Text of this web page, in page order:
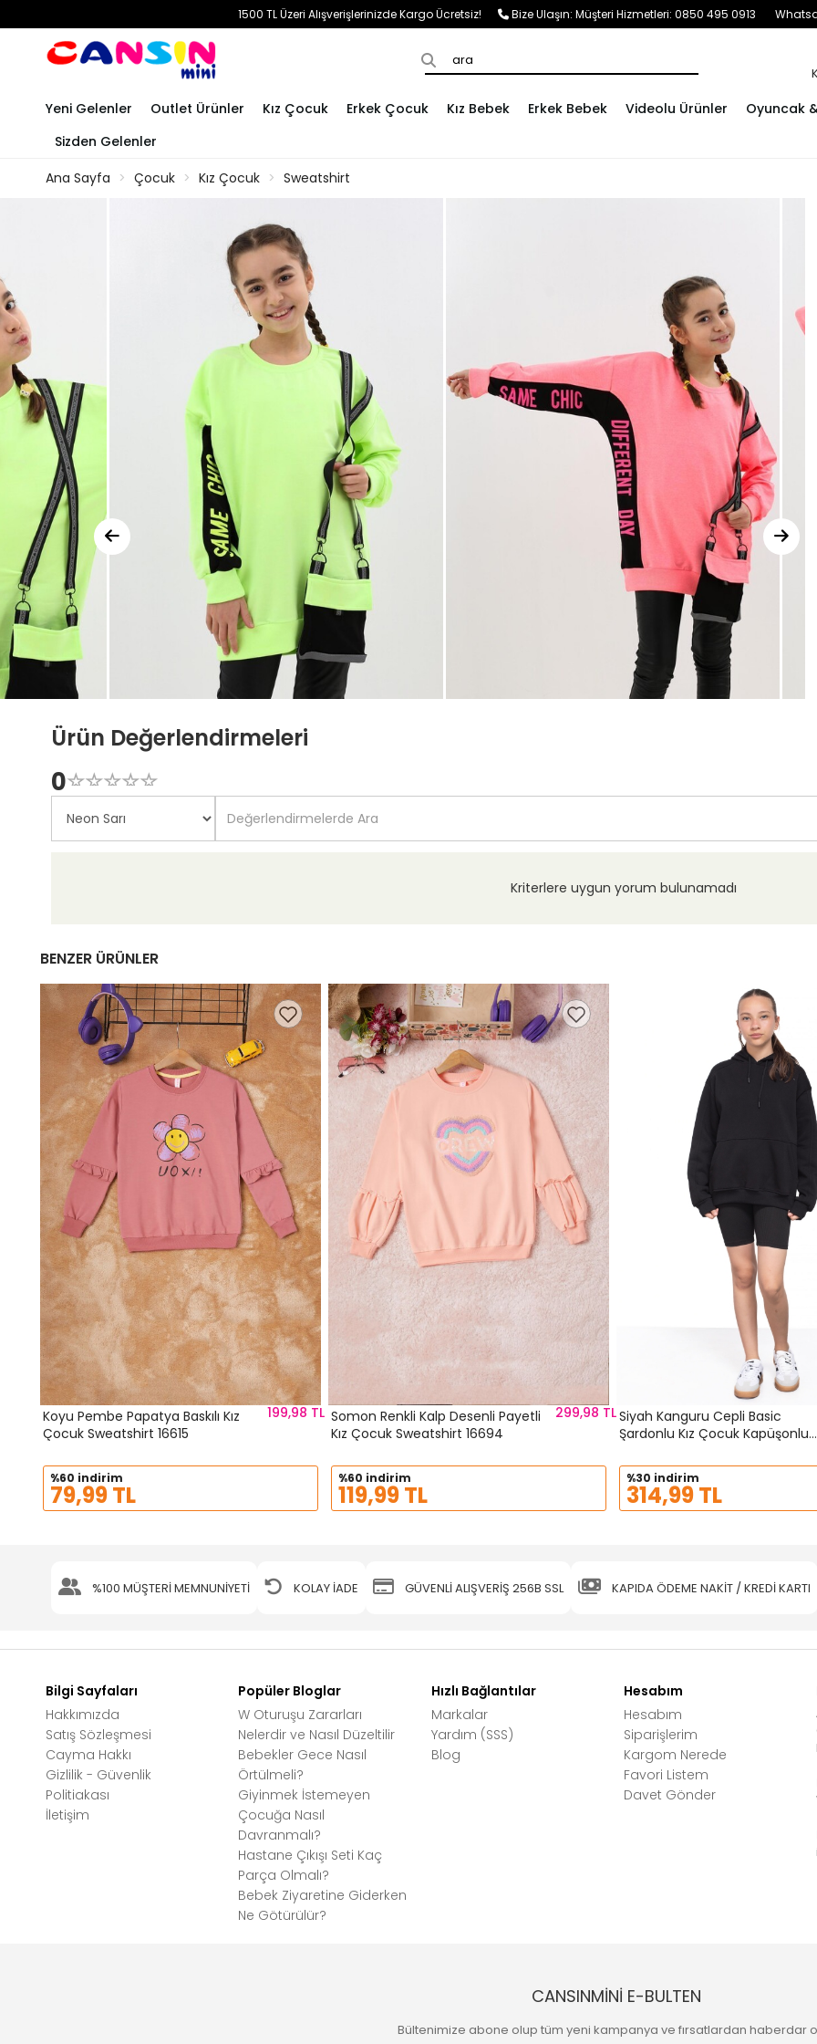
1500 TL Üzeri Alışverişlerinizde Kargo Ücretsiz! Bize Ulaşın: Müşteri Hizmetleri: 0850 495 0913
Yeni Gelenler Outlet Ürünler Kız Çocuk Erkek Çocuk Kız Bebek Erkek Bebek Videolu Ürünler Oyuncak
Sizden Gelenler
Ana Sayfa
Çocuk Kız Çocuk Sweatshirt
Ürün Değerlendirmeleri
0☆☆☆☆☆
★★★★★
Kriterlere uygun yorum bulunamadı
BENZER ÜRÜNLER
Koyu Pembe Papatya Baskılı Kız
Çocuk Sweatshirt 16615
199,98 TL
%60 indirim
79,99 TL
Somon Renkli Kalp Desenli Payetli
Kız Çocuk Sweatshirt 16694
299,98 TL
%60 indirim
119,99 TL
Siyah Kanguru Cepli Basic
Şardonlu Kız Çocuk Kapüşonlu
%30 indirim
314,99 TL
%100 MÜŞTERİ MEMNUNİYETİ KOLAY İADE GÜVENLİ ALIŞVERİŞ 256B SSL KAPIDA ÖDEME NAKİT / KREDİ KARTI
Bilgi Sayfaları
Hakkımızda
Satış Sözleşmesi
Cayma Hakkı
Gizlilik - Güvenlik
Politiakası
İletişim
Popüler Bloglar
W Oturuşu Zararları
Nelerdir ve Nasıl Düzeltilir
Bebekler Gece Nasıl
Örtülmeli?
Giyinmek İstemeyen
Çocuğa Nasıl
Davranmalı?
Hastane Çıkışı Seti Kaç
Parça Olmalı?
Bebek Ziyaretine Giderken
Ne Götürülür?
Hızlı Bağlantılar
Markalar
Yardım (SSS)
Blog
Hesabım
Hesabım
Siparişlerim
Kargom Nerede
Favori Listem
Davet Gönder
CANSINMİNİ E-BULTEN
Bültenimize abone olup tüm yeni kampanya ve fırsatlardan haberdar